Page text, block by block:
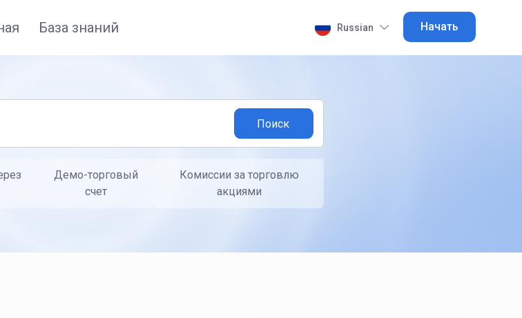
База знаний Russian Начать
Демо-торговый
счет
Комиссии за торговлю
акциями